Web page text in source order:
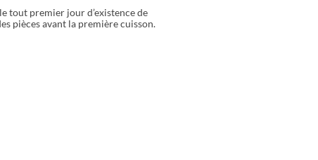
tout premier jour d’existence de
pièces avant la première cuisson.